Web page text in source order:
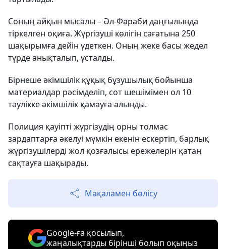
Соның айқын мысалы – Әл-Фараби даңғылында
тіркелген оқиға. Жүргізуші көлігін сағатына 250
шақырымға дейін үдеткен. Оның жеке басы жедел
түрде анықталып, ұсталды.
Бірнеше әкімшілік құқық бұзушылық бойынша
материалдар рәсімделіп, сот шешімімен ол 10
тәулікке әкімшілік қамауға алынды.
Полиция қауіпті жүргізудің орны толмас
зардаптарға әкелуі мүмкін екенін ескертіп, барлық
жүргізушілерді жол қозғалысы ережелерін қатаң
сақтауға шақырады.
Мақаламен бөлісу
Google-ға қосылып,
жаңалықтарды бірінші болып оқыңыз